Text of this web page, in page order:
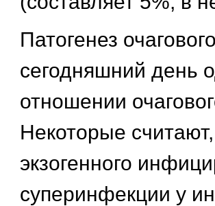
Патогенез
сегодняшний день
отношении
Некоторые
экзогенного
суперинфекции у